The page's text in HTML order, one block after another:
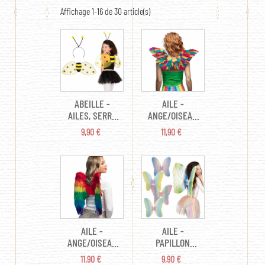
Affichage 1-16 de 30 article(s)
ABEILLE -
AILES, SERRE
TÊTE ENFANT
PRIX
9,90 €
AILE -
ANGE/OISEAU
ARC EN CIEL
(EN PLUME
PRIX
11,90 €
AILE -
ANGE/OISEAU
ARC EN CIEL
PRIX
11,90 €
AILE -
PAPILLON
(MODÈLES
PRIX
9,90 €